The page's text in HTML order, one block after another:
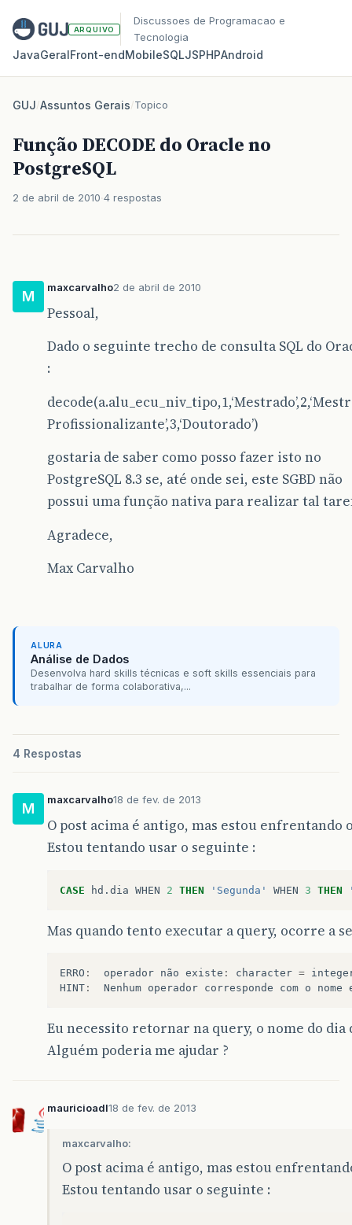
ARQUIVO
Discussoes de Programacao e
Tecnologia
JavaGeralFront‑endMobileSQLJSPHPAndroid
GUJ/Assuntos Gerais/Topico
Função DECODE do Oracle no
PostgreSQL
2 de abril de 2010 4 respostas
M
maxcarvalho2 de abril de 2010
Pessoal,
Dado o seguinte trecho de consulta SQL do
:
Profissionalizante’,3,‘Doutorado’)
gostaria de saber como posso fazer isto no
PostgreSQL 8.3 se, até onde sei, este SGBD não
possui uma função nativa para realizar tal
Agradece,
Max Carvalho
ALURA
Análise de Dados
Desenvolva hard skills técnicas e soft skills essenciais para
trabalhar de forma colaborativa,...
4 Respostas
M
maxcarvalho18 de fev. de 2013
O post acima é antigo, mas estou enfrentando
Estou tentando usar o seguinte :
CASE hd . dia WHEN 2 THEN 'Segunda' WHEN 3 THEN
Mas quando tento executar a query, ocorre a
ERRO : operador não existe : character =
HINT : Nenhum operador corresponde com o nome
Eu necessito retornar na query, o nome do dia
Alguém poderia me ajudar ?
mauricioadl18 de fev. de 2013
maxcarvalho:
O post acima é antigo, mas estou
Estou tentando usar o seguinte :